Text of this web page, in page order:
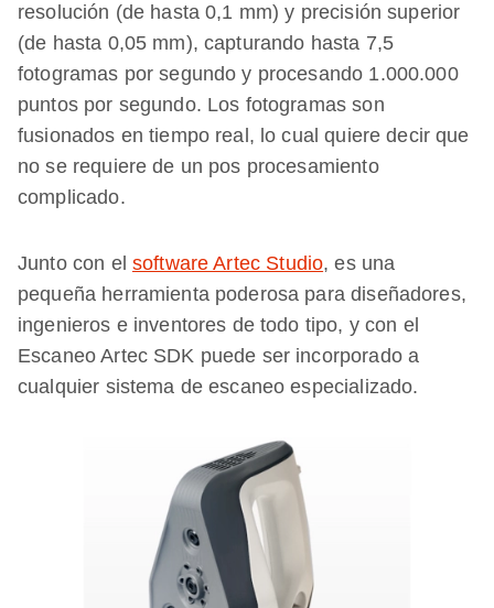
resolución (de hasta 0,1 mm) y precisión superior
(de hasta 0,05 mm), capturando hasta 7,5
fotogramas por segundo y procesando 1.000.000
puntos por segundo. Los fotogramas son
fusionados en tiempo real, lo cual quiere decir que
no se requiere de un pos procesamiento
complicado.
Junto con el software Artec Studio, es una
pequeña herramienta poderosa para diseñadores,
ingenieros e inventores de todo tipo, y con el
Escaneo Artec SDK puede ser incorporado a
cualquier sistema de escaneo especializado.